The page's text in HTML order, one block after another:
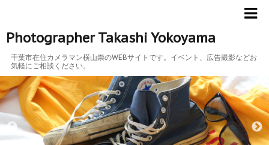
Photographer Takashi Yokoyama
千葉市在住カメラマン横山崇のWEBサイトです。イベント、広告撮影などお
気軽にご相談ください。